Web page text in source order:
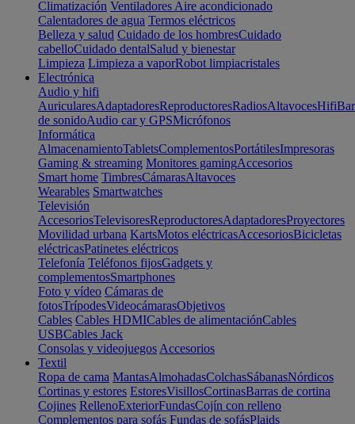
Climatización Ventiladores Aire acondicionado
Calentadores de agua Termos eléctricos
Belleza y salud Cuidado de los hombresCuidado
cabelloCuidado dentalSalud y bienestar
Limpieza Limpieza a vaporRobot limpiacristales
Electrónica
Audio y hifi
AuricularesAdaptadoresReproductoresRadiosAltavocesHifi
de sonidoAudio car y GPSMicrófonos
Informática
AlmacenamientoTabletsComplementosPortátilesImpresoras
Gaming & streaming Monitores gamingAccesorios
Smart home TimbresCámarasAltavoces
Wearables Smartwatches
Televisión
AccesoriosTelevisoresReproductoresAdaptadoresProyectores
Movilidad urbana KartsMotos eléctricasAccesoriosBicicletas
eléctricasPatinetes eléctricos
Telefonía Teléfonos fijosGadgets y
complementosSmartphones
Foto y vídeo Cámaras de
fotosTrípodesVideocámarasObjetivos
Cables Cables HDMICables de alimentaciónCables
USBCables Jack
Consolas y videojuegos Accesorios
Textil
Ropa de cama MantasAlmohadasColchasSábanasNórdicos
Cortinas y estores EstoresVisillosCortinasBarras de cortina
Cojines RellenoExteriorFundasCojín con relleno
Complementos para sofás Fundas de sofásPlaids